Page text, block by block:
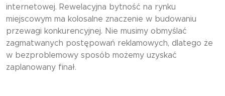
internetowej. Rewelacyjna bytność na rynku
miejscowym ma kolosalne znaczenie w budowaniu
przewagi konkurencyjnej. Nie musimy obmyślać
zagmatwanych postępowań reklamowych, dlatego że
w bezproblemowy sposób możemy uzyskać
zaplanowany finał.